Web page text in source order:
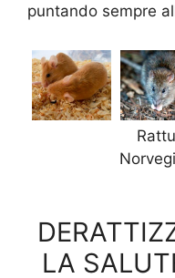
puntando sempre
LA